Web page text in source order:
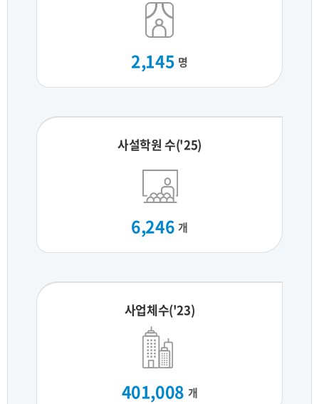
2,145 명
사설학원 수('25)
6,246 개
사업체수('23)
401,008 개